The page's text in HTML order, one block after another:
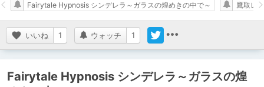
いいね 1 ウォッチ 1
Fairytale Hypnosis シンデレラ～ガラスの煌めきの中で～ 鷹取レ
Fairytale Hypnosis シンデレラ～ガラスの煌